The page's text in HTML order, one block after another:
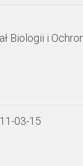
Biologii i
03-15